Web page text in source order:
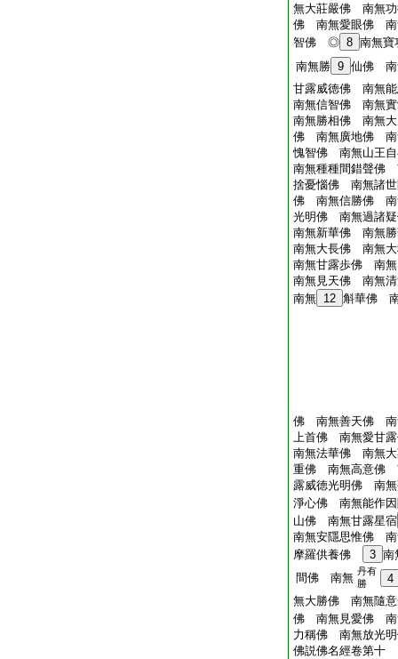
無大莊嚴佛 南無
佛 南無愛眼佛 南
智佛 ◎ 8 南無
南無勝 9 仙佛 南
甘露威徳佛 南無
南無信智佛 南無
南無勝相佛 南無
佛 南無廣地佛 南
愧智佛 南無山王
南無種種間錯聲佛
捨憂惱佛 南無諸
佛 南無信勝佛 南
光明佛 南無過諸
南無新華佛 南無
南無大長佛 南無
南無甘露歩佛 南
南無見天佛 南無
南無 12 斛華佛
佛 南無善天佛 南
上首佛 南無愛甘
南無法華佛 南無
重佛 南無高意佛
露威徳光明佛 南
淨心佛 南無能作
山佛 南無甘露星宿
南無安隱思惟佛
摩羅供養佛
3 南
間佛 南無 丹有
勝
4
無大勝佛 南無隨
佛 南無見愛佛 南
力稱佛 南無放光
佛説佛名經卷第十